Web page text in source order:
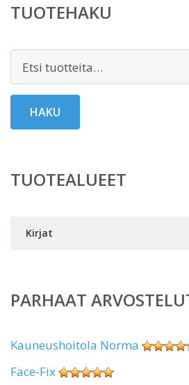
TUOTEHAKU
HAKU
TUOTEALUEET
Kirjat
PARHAAT
Kauneushoitola Norma
Face-Fix